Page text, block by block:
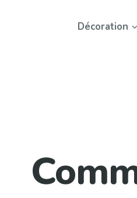
Décoration